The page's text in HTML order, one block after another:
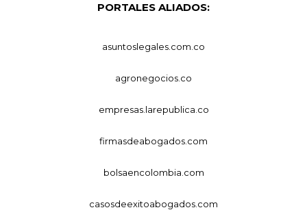
PORTALES ALIADOS:
asuntoslegales.com.co
agronegocios.co
empresas.larepublica.co
firmasdeabogados.com
bolsaencolombia.com
casosdeexitoabogados.com